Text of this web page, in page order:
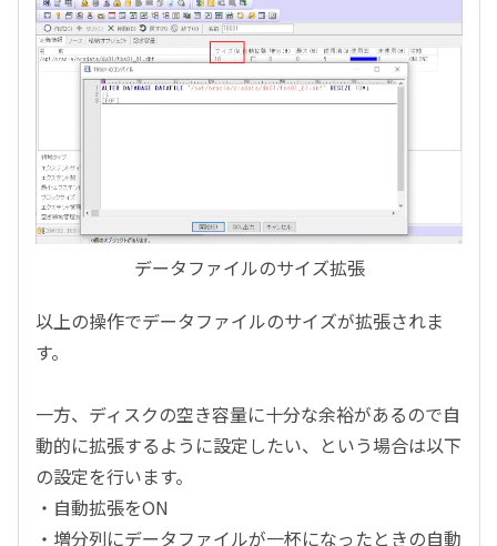
データファイルのサイズ拡張
以上の操作でデータファイルのサイズが拡張されま
す。
一方、ディスクの空き容量に十分な余裕があるので自
動的に拡張するように設定したい、という場合は以下
の設定を行います。
・自動拡張をON
・増分列にデータファイルが一杯になったときの自動